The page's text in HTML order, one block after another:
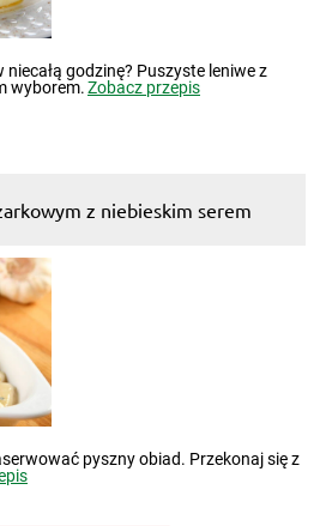
godzinę? Puszyste leniwe z
wyborem.Zobacz przepis
z niebieskim serem
pyszny obiad. Przekonaj się z